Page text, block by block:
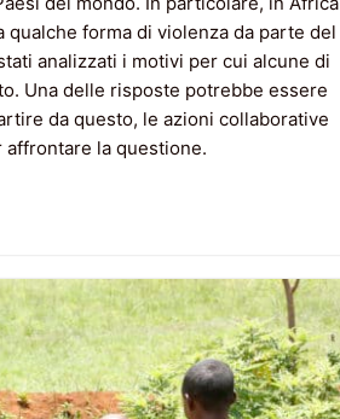
qualche forma di violenza da parte del
analizzati i motivi per cui alcune di
Una delle risposte potrebbe essere
da questo, le azioni collaborative
la questione.